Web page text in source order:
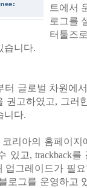
트에서
로그를
터툴즈
습니다.
터 글로벌 차원에
권고하였고, 그러
니다.
리아의 홈페이지
있고, trackback를
업그레이드가 필
로그를 운영하고